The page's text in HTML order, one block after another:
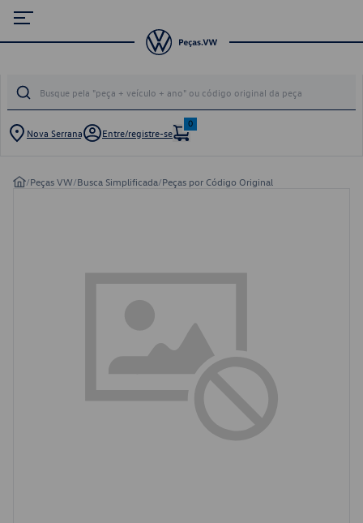
Nova Serrana Entre/registre-se
0
/Peças VW/Busca Simplificada/Peças por Código Original